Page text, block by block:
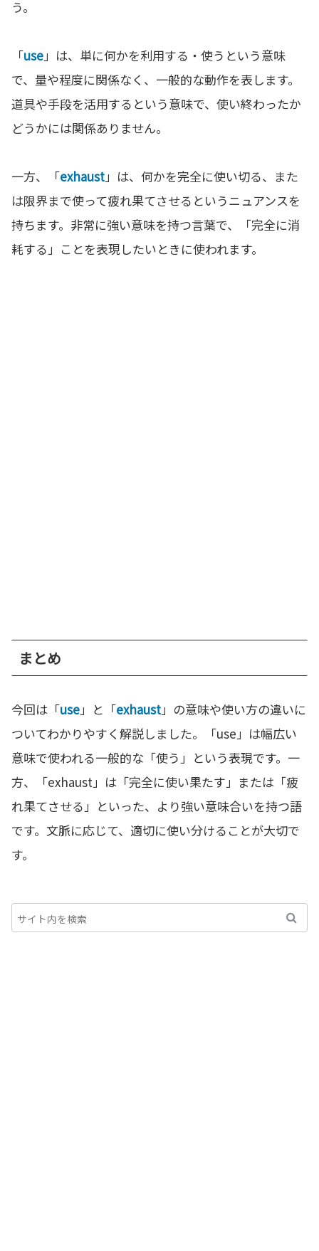
う。
「use」は、単に何かを利用する・使うという意味
で、量や程度に関係なく、一般的な動作を表します。
道具や手段を活用するという意味で、使い終わったか
どうかには関係ありません。
一方、「exhaust」は、何かを完全に使い切る、また
は限界まで使って疲れ果てさせるというニュアンスを
持ちます。非常に強い意味を持つ言葉で、「完全に消
耗する」ことを表現したいときに使われます。
まとめ
今回は「use」と「exhaust」の意味や使い方の違いに
ついてわかりやすく解説しました。「use」は幅広い
意味で使われる一般的な「使う」という表現です。一
方、「exhaust」は「完全に使い果たす」または「疲
れ果てさせる」といった、より強い意味合いを持つ語
です。文脈に応じて、適切に使い分けることが大切で
す。